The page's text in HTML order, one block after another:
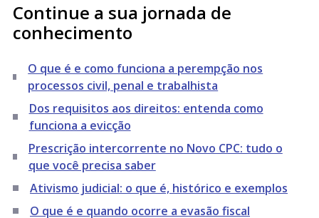
Continue a sua jornada de
conhecimento
O que é e como funciona a perempção nos
processos civil, penal e trabalhista
Dos requisitos aos direitos: entenda como
funciona a evicção
Prescrição intercorrente no Novo CPC: tudo o
que você precisa saber
Ativismo judicial: o que é, histórico e exemplos
O que é e quando ocorre a evasão fiscal